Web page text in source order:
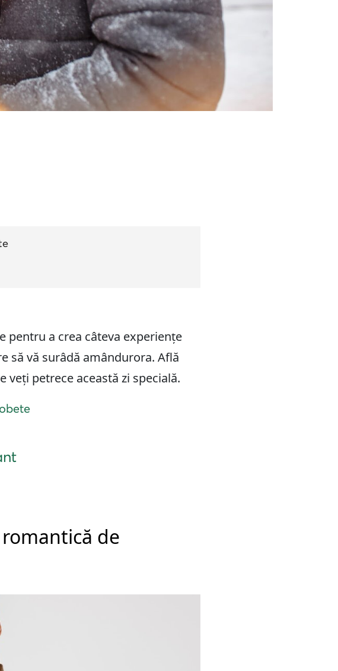
Sfaturi
pentru a crea câteva experiențe
să vă surâdă amândurora. Află
veți petrece această zi specială.
de